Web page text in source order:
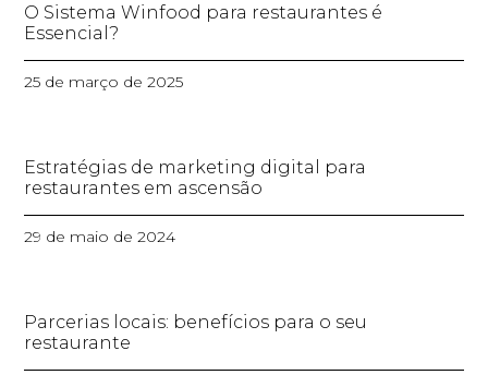
O Sistema Winfood para restaurantes é
Essencial?
25 de março de 2025
Estratégias de marketing digital para
restaurantes em ascensão
29 de maio de 2024
Parcerias locais: benefícios para o seu
restaurante